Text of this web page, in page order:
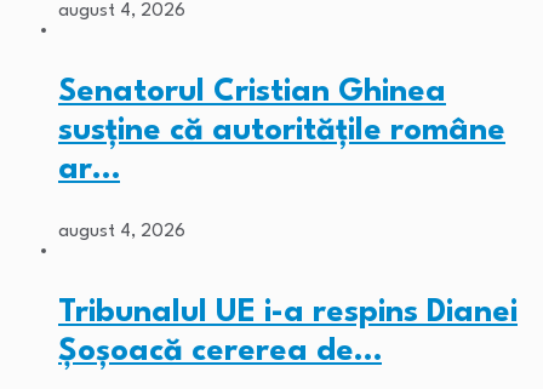
august 4, 2026
Senatorul Cristian Ghinea
susține că autoritățile române
ar…
august 4, 2026
Tribunalul UE i-a respins Dianei
Șoșoacă cererea de…